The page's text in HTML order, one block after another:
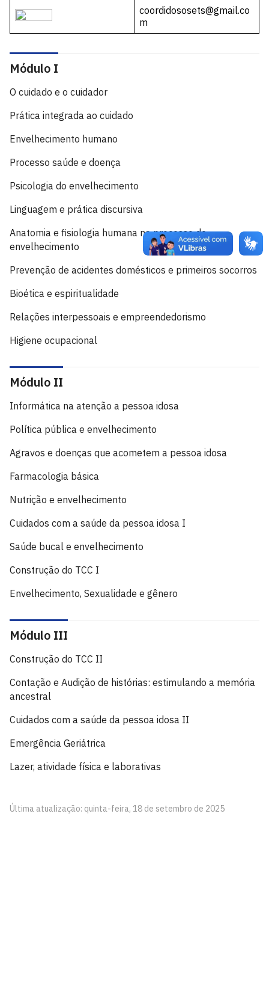
coordidososets@gmail.co
m
Módulo I
O cuidado e o cuidador
Prática integrada ao cuidado
Envelhecimento humano
Processo saúde e doença
Psicologia do envelhecimento
Linguagem e prática discursiva
Anatomia e fisiologia humana no processo de
envelhecimento
Prevenção de acidentes domésticos e primeiros socorros
Bioética e espiritualidade
Relações interpessoais e empreendedorismo
Higiene ocupacional
Módulo II
Informática na atenção a pessoa idosa
Política pública e envelhecimento
Agravos e doenças que acometem a pessoa idosa
Farmacologia básica
Nutrição e envelhecimento
Cuidados com a saúde da pessoa idosa I
Saúde bucal e envelhecimento
Construção do TCC I
Envelhecimento, Sexualidade e gênero
Módulo III
Construção do TCC II
Contação e Audição de histórias: estimulando a memória
ancestral
Cuidados com a saúde da pessoa idosa II
Emergência Geriátrica
Lazer, atividade física e laborativas
Última atualização: quinta-feira, 18 de setembro de 2025